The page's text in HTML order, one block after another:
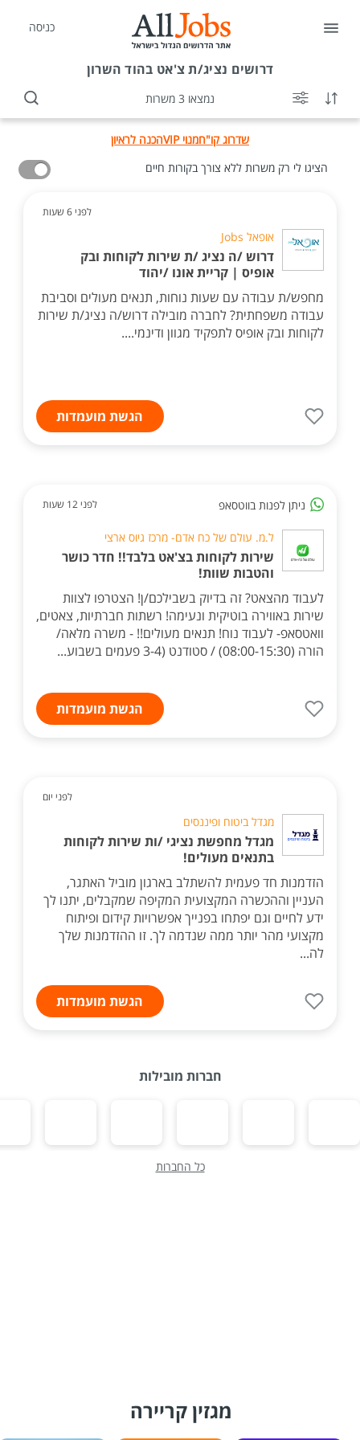
כניסה
דרושים נציג/ת צ'אט בהוד השרון
נמצאו 3 משרות
שדרוג קו"חמנוי VIP
הכנה לראיון
הציגו לי רק משרות ללא צורך בקורות חיים
לפני 6 שעות
אופאל Jobs
דרוש /ה נציג /ת שירות לקוחות ובק
אופיס | קריית אונו /יהוד
מחפש/ת עבודה עם שעות נוחות, תנאים מעולים וסביבת
עבודה משפחתית? לחברה מובילה דרוש/ה נציג/ת שירות
לקוחות ובק אופיס לתפקיד מגוון ודינמי....
הגשת מועמדות
ניתן לפנות בווטסאפ לפני 12 שעות
ל.מ. עולם של כח אדם- מרכז גיוס ארצי
שירות לקוחות בצ'אט בלבד!! חדר כושר
והטבות שוות!
לעבוד מהצאט? זה בדיוק בשבילכם/ן! הצטרפו לצוות
שירות באווירה בוטיקית ונעימה! רשתות חברתיות, צאטים,
וואטסאפ- לעבוד נוח! תנאים מעולים!! - משרה מלאה/
הורה (08:00-15:30) / סטודנט (3-4 פעמים בשבוע...
הגשת מועמדות
לפני יום
מגדל ביטוח ופיננסים
מגדל מחפשת נציגי /ות שירות לקוחות
בתנאים מעולים!
הזדמנות חד פעמית להשתלב בארגון מוביל האתגר,
העניין וההכשרה המקצועית המקיפה שמקבלים, יתנו לך
ידע לחיים וגם יפתחו בפנייך אפשרויות קידום ופיתוח
מקצועי מהר יותר ממה שנדמה לך. זו ההזדמנות שלך
לה...
הגשת מועמדות
חברות מובילות
כל החברות
מגזין קריירה